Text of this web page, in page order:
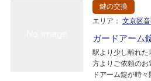
鍵の交換
エリア： 文京区音
ガードアーム
駅より少し離れ
方よりご依頼のお
ドアーム錠が時